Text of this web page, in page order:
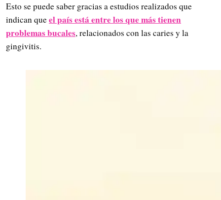
Esto se puede saber gracias a estudios realizados que
indican queel país está entre los que más tienen
problemas bucales, relacionados con las caries y la
gingivitis.